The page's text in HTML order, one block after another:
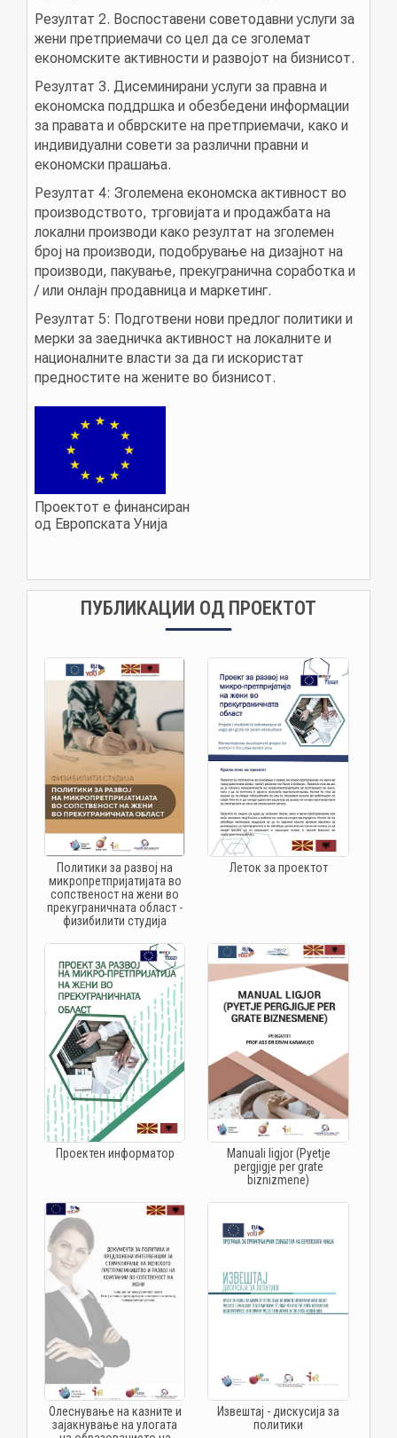
Резултат 2. Воспоставени советодавни услуги за
жени претприемачи со цел да се зголемат
економските активности и развојот на бизнисот.
Резултат 3. Дисеминирани услуги за правна и
економска поддршка и обезбедени информации
за правата и обврските на претприемачи, како и
индивидуални совети за различни правни и
економски прашања.
Резултат 4: Зголемена економска активност во
производството, трговијата и продажбата на
локални производи како резултат на зголемен
број на производи, подобрување на дизајнот на
производи, пакување, прекугранична соработка и
/ или онлајн продавница и маркетинг.
Резултат 5: Подготвени нови предлог политики и
мерки за заедничка активност на локалните и
националните власти за да ги искористат
предностите на жените во бизнисот.
Проектот е финансиран
од Европската Унија
ПУБЛИКАЦИИ ОД ПРОЕКТОТ
Политики за развој на
микропретпријатијата во
сопственост на жени во
прекуграничната област -
физибилити студија
Леток за проектот
Проектен информатор
Manuali ligjor (Pyetje
pergjigje per grate
biznizmene)
Олеснување на казните и
зајакнување на улогата
Извештај - дискусија за
политики